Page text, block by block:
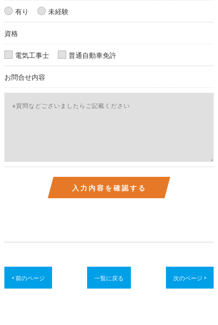
有り 未経験
資格
電気工事士 普通自動車免許
お問合せ内容
< 前のページ 一覧に戻る 次のページ >